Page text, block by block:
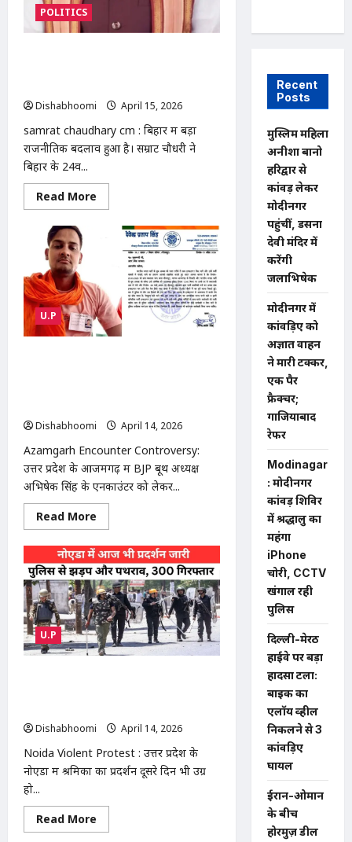
POLITICS
Dishabhoomi
April 15, 2026
samrat chaudhary cm : बिहार में बड़ा
राजनीतिक बदलाव हुआ है। सम्राट चौधरी ने
बिहार के 24वें...
Read More
more
Samrat
Chaudhary
चौधरी
ने
ली
बिहार
के
मुख्यमंत्री
की
सरकार
U.P
Dishabhoomi
April 14, 2026
Azamgarh Encounter Controversy:
उत्तर प्रदेश के आजमगढ़ में BJP बूथ अध्यक्ष
अभिषेक सिंह के एनकाउंटर को लेकर...
Read More
more
Azamgarh
Encounter
Controversy:
आजमगढ़
एनकाउंटर
विवाद:
BJP
बूथ
अध्यक्ष
को
गोली
CM
योगी
को
लिखा
पत्र
U.P
Dishabhoomi
April 14, 2026
Noida Violent Protest : उत्तर प्रदेश के
नोएडा में श्रमिकों का प्रदर्शन दूसरे दिन भी उग्र
हो...
Read More
more
Recent
Posts
मुस्लिम महिला
अनीशा बानो
हरिद्वार से
कांवड़ लेकर
मोदीनगर
पहुंचीं, डसना
देवी मंदिर में
करेंगी
जलाभिषेक
मोदीनगर में
कांवड़िए को
अज्ञात वाहन
ने मारी टक्कर,
एक पैर
फ्रैक्चर;
गाजियाबाद
रेफर
Modinagar
: मोदीनगर
कांवड़ शिविर
में श्रद्धालु का
महंगा
iPhone
चोरी, CCTV
खंगाल रही
पुलिस
दिल्ली-मेरठ
हाईवे पर बड़ा
हादसा टला:
बाइक का
एलॉय व्हील
निकलने से 3
कांवड़िए
घायल
ईरान-ओमान
के बीच
होरमुज़ डील